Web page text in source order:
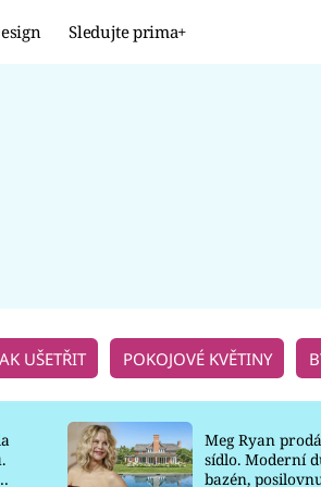
Sledujte prima+
UŠETŘIT POKOJOVÉ KVĚTINY
Meg Ryan
sídlo. Moderní
bazén,